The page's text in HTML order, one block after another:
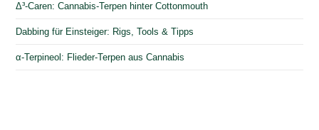
Δ³-Caren: Cannabis-Terpen hinter Cottonmouth
Dabbing für Einsteiger: Rigs, Tools & Tipps
α-Terpineol: Flieder-Terpen aus Cannabis